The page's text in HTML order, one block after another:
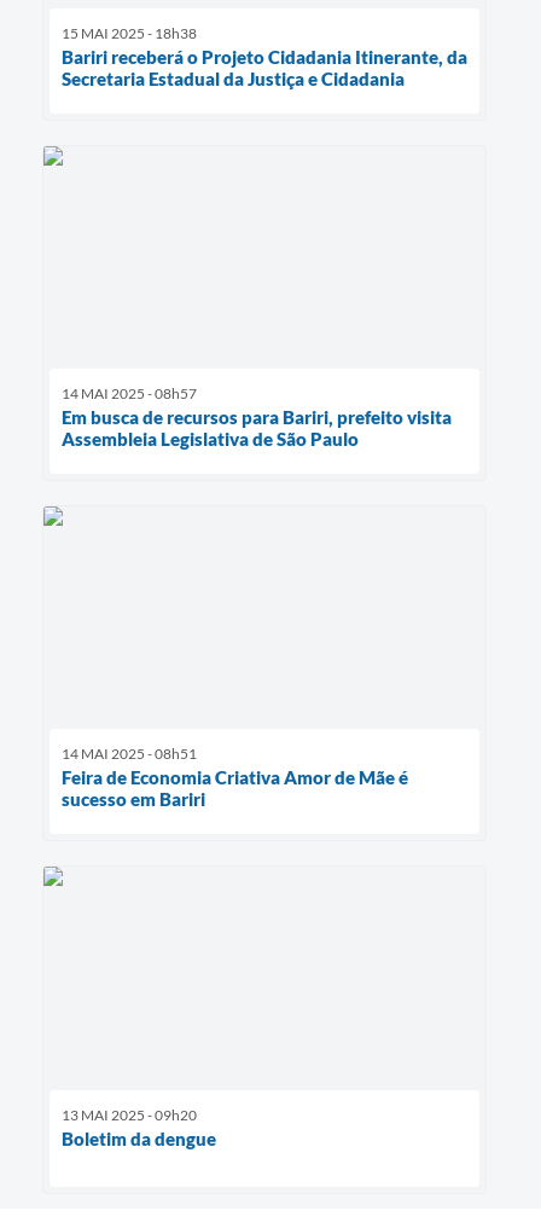
15 MAI 2025 - 18h38
Bariri receberá o Projeto Cidadania Itinerante, da
Secretaria Estadual da Justiça e Cidadania
14 MAI 2025 - 08h57
Em busca de recursos para Bariri, prefeito visita
Assembleia Legislativa de São Paulo
14 MAI 2025 - 08h51
Feira de Economia Criativa Amor de Mãe é
sucesso em Bariri
13 MAI 2025 - 09h20
Boletim da dengue